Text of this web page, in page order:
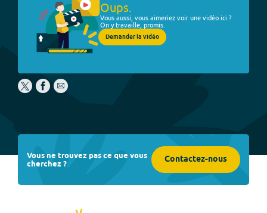
Oups.
Vous aussi, vous aimeriez voir une vidéo ici ?
On y travaille, promis.
Demander la vidéo
Vous ne trouvez pas ce que vous
cherchez ? Contactez-nous